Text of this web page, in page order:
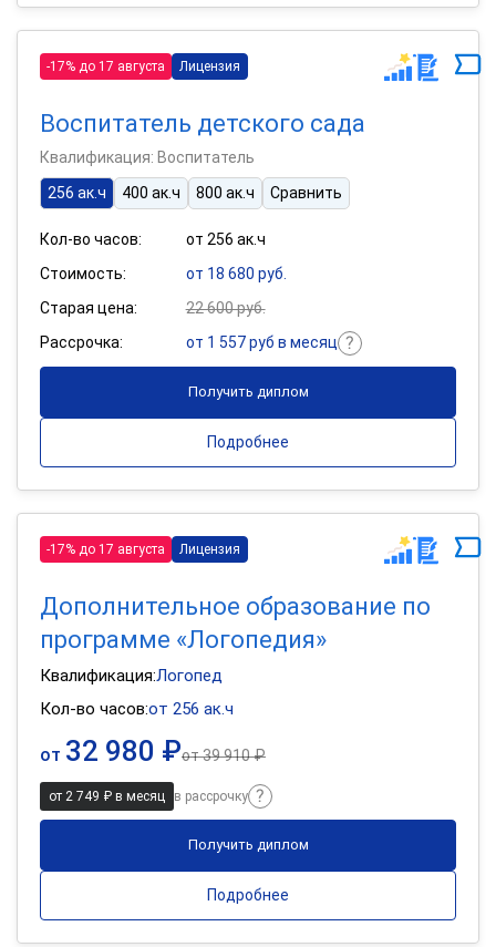
-17% до 17 августа Лицензия
Воспитатель детского сада
Квалификация: Воспитатель
256 ак.ч
400 ак.ч 800 ак.ч Сравнить
Кол-во часов:
от 256 ак.ч
Стоимость:
от 18 680 руб.
Старая цена:
22 600 руб.
Рассрочка:
от 1 557 руб в месяц
Получить диплом
Подробнее
-17% до 17 августа Лицензия
Дополнительное образование по
программе «Логопедия»
Квалификация:Логопед
Кол-во часов:от 256 ак.ч
от 32 980 ₽от39 910 ₽
от 2 749 ₽ в месяц в рассрочку
Получить диплом
Подробнее